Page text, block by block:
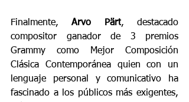
Finalmente, Arvo Pärt, destacado
compositor ganador de 3 premios
Grammy como Mejor Composición
Clásica Contemporánea quien con un
lenguaje personal y comunicativo ha
fascinado a los públicos más exigentes,